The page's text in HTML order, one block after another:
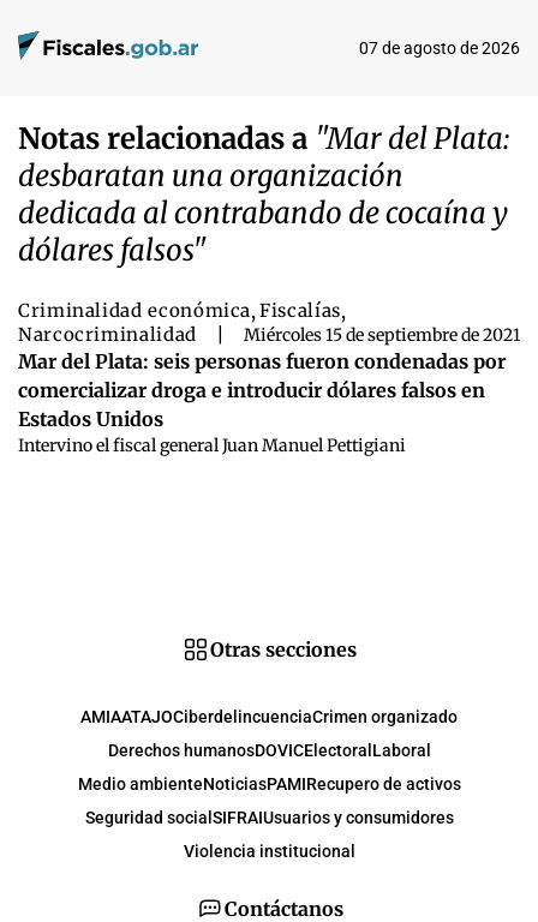
07 de agosto de 2026
Notas relacionadas a "Mar del Plata:
desbaratan una organización
dedicada al contrabando de cocaína y
dólares falsos"
Criminalidad económica, Fiscalías,
Narcocriminalidad Miércoles 15 de septiembre de 2021
Mar del Plata: seis personas fueron condenadas por
comercializar droga e introducir dólares falsos en
Estados Unidos
Intervino el fiscal general Juan Manuel Pettigiani
Contáctanos
Otras secciones
AMIAATAJOCiberdelincuenciaCrimen organizado
Derechos humanosDOVICElectoral Laboral
Medio ambienteNoticiasPAMIRecupero de activos
Seguridad social SIFRAIUsuarios y consumidores
Violencia institucional